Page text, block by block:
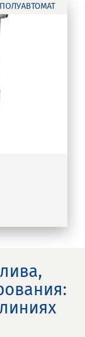
ПОЛУАВТОМАТ